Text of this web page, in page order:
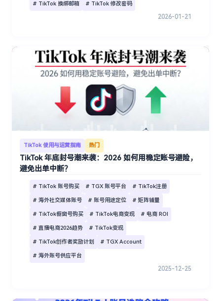
# TikTok 换绑邮箱 # TikTok 修改密码
2026-01-21
TikTok 使用与运营指南 热门
TikTok 年底封号潮来袭：2026 如何用稳定账号避险，
避免出单中断？
# TikTok 账号购买 # TGX 账号平台 # TikTok注册
# 海外社交媒体账号 # 账号用途定位 # 矩阵铺量
# TikTok橱窗号购买 # TikTok电商变现 # 电商 ROI
# 直播电商2026趋势 # TikTok变现
# TikTok创作者奖励计划 # TGX Account
# 海外账号供应平台
2025-12-25